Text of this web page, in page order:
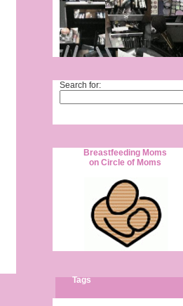
Search for:
Breastfeeding Moms
on Circle of Moms
Tags